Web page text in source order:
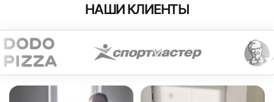
НАШИ КЛИЕНТЫ